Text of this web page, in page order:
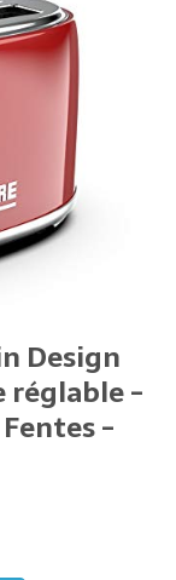
Design
réglable -
-